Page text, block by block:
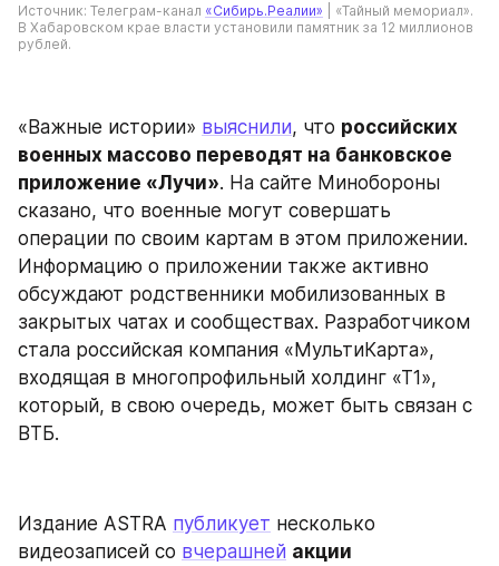
Источник: Телеграм-канал «Сибирь.Реалии» | «Тайный мемориал».
В Хабаровском крае власти установили памятник за 12 миллионов
рублей.
«Важные истории» выяснили, что российских
военных массово переводят на банковское
приложение «Лучи». На сайте Минобороны
сказано, что военные могут совершать
операции по своим картам в этом приложении.
Информацию о приложении также активно
обсуждают родственники мобилизованных в
закрытых чатах и сообществах. Разработчиком
стала российская компания «МультиКарта»,
входящая в многопрофильный холдинг «Т1»,
который, в свою очередь, может быть связан с
ВТБ.
Издание ASTRA публикует несколько
видеозаписей со вчерашней акции